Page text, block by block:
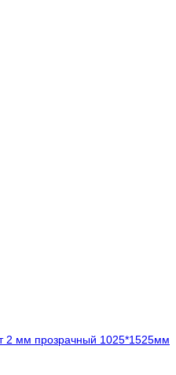
2 мм прозрачный 1025*1525мм